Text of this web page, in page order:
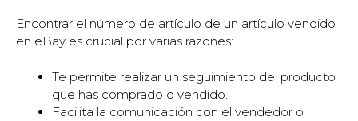
Encontrar el número de artículo de un artículo vendido
en eBay es crucial por varias razones:
Te permite realizar un seguimiento del producto
que has comprado o vendido.
Facilita la comunicación con el vendedor o